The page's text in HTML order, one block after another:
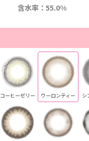
含水率：55.0%
コーヒーゼリー ウーロンティー シ